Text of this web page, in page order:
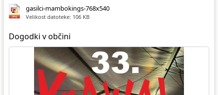
gasilci-mambokings-768x540
Velikost datoteke: 106 KB
Dogodki v občini